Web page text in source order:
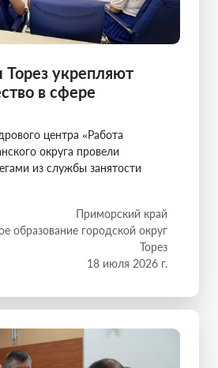
укрепляют
в сфере
центра «Работа
округа провели
из службы занятости
Приморский край
образование городской округ
Торез
18 июля 2026 г.